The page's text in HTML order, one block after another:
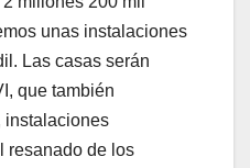
unas instalaciones
Las casas serán
que también
instalaciones
resanado de los